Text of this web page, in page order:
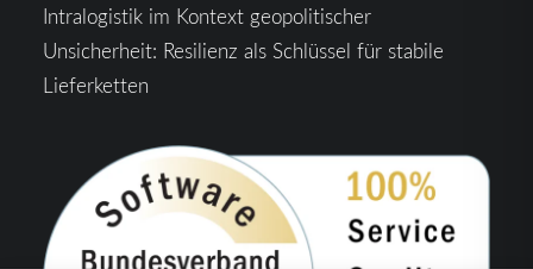
Intralogistik im Kontext geopolitischer
Unsicherheit: Resilienz als Schlüssel für stabile
Lieferketten